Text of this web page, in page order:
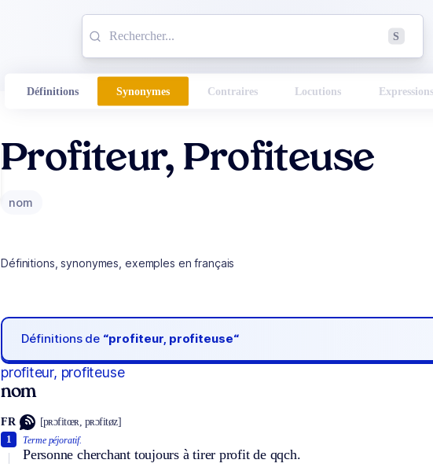
S
Définitions Synonymes Contraires Locutions Expressions
Profiteur, Profiteuse
nom
Définitions, synonymes, exemples en français
Définitions de “profiteur, profiteuse“
profiteur, profiteuse
nom
FR [pʀɔfitœʀ, pʀɔfitøz]
Terme péjoratif.
Personne cherchant toujours à tirer profit de qqch.
1